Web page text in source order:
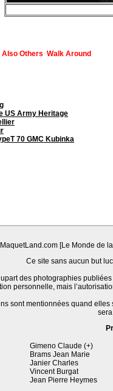
Also Others Walk Around
US Army Heritage
70 GMC Kubinka
[Le Monde de
Ce site sans aucun but
des photographies
personnelle, mais
sont mentionnées quand
Gimeno Claude (+)
Brams Jean Marie
Janier Charles
Vincent Burgat
Jean Pierre Heymes